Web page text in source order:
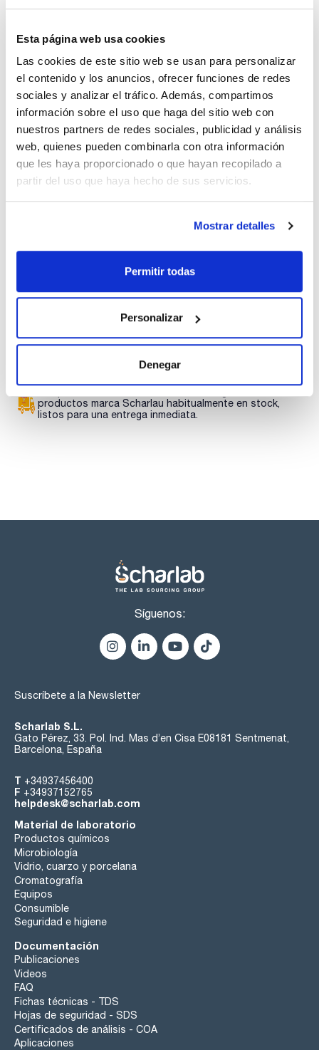
Esta página web usa cookies
Las cookies de este sitio web se usan para personalizar
el contenido y los anuncios, ofrecer funciones de redes
sociales y analizar el tráfico. Además, compartimos
información sobre el uso que haga del sitio web con
nuestros partners de redes sociales, publicidad y análisis
web, quienes pueden combinarla con otra información
que les haya proporcionado o que hayan recopilado a
partir del uso que haya hecho de sus servicios.
Mostrar detalles
Permitir todas
Personalizar
Denegar
Imprimir ficha de
producto
Características
Volumen (µl) : 1
Longitud (mm) : 51
Gauge (diámetro externo mm) : 26 (0,47)
Punta : Cónica
Modelo : 1BR-VA8X
Aguja de recambio : 034720
Émbolo de recambio : -
Jeringas para cromatógrafos Varian/Bruker
Ver más
Regístrate para
descargas
COA
Regístrate para
SDS/ Hoja de seguridad
Regístrate para
descargas
productos marca Scharlau habitualmente en stock,
listos para una entrega inmediata.
Síguenos:
Suscríbete a la Newsletter
Scharlab S.L.
Gato Pérez, 33. Pol. Ind. Mas d’en Cisa E08181 Sentmenat,
Barcelona, España
T +34937456400
F +34937152765
helpdesk@scharlab.com
Material de laboratorio
Productos químicos
Microbiología
Vidrio, cuarzo y porcelana
Cromatografía
Equipos
Consumible
Seguridad e higiene
Documentación
Publicaciones
Videos
FAQ
Fichas técnicas - TDS
Hojas de seguridad - SDS
Certificados de análisis - COA
Aplicaciones